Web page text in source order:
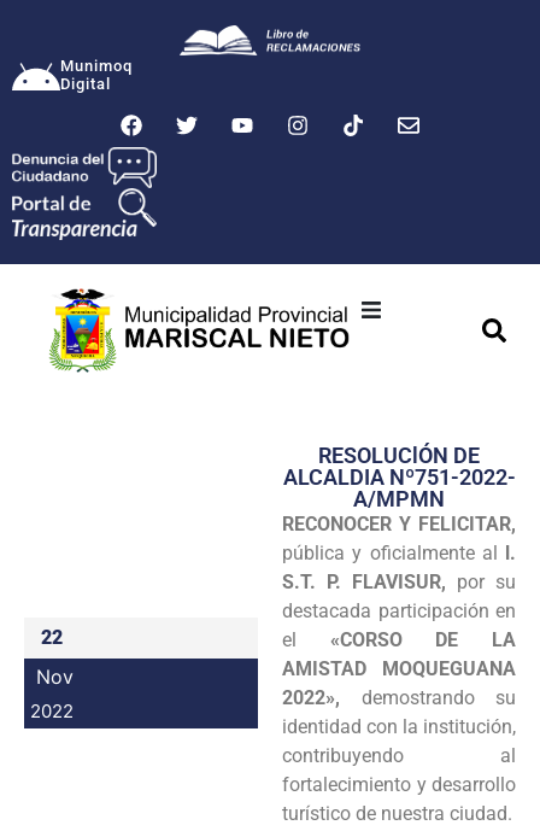
Munimoq
Digital
Transparencia
Seguridad
Programas
Intranet
22
Nov
2022
RESOLUClÓN DE
ALCALDIA Nº751-2022-
A/MPMN
RECONOCER Y FELICITAR,
pública y oficialmente al l.
S.T. P. FLAVISUR, por su
destacada participación en
el «CORSO DE LA
AMISTAD MOQUEGUANA
2022», demostrando su
identidad con la institución,
contribuyendo al
fortalecimiento y desarrollo
turístico de nuestra ciudad.